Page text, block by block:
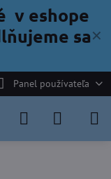
✕
v eshope
sa
Panel používateľa